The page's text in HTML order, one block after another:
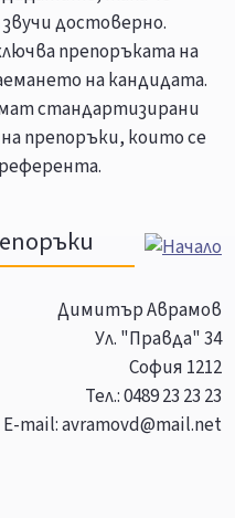
достоверно.
препоръката на
на кандидата.
стандартизирани
препоръки, които се
Димитър Аврамов
Ул. "Правда" 34
София 1212
Тел.: 0489 23 23 23
E-mail: avramovd@mail.net